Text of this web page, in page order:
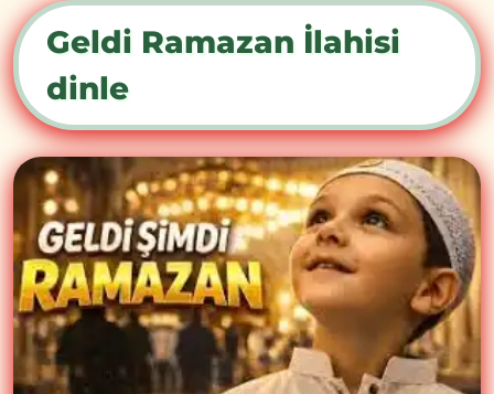
Geldi Ramazan İlahisi
dinle